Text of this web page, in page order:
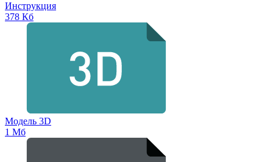
Инструкция
378 Кб
Модель 3D
1 Мб